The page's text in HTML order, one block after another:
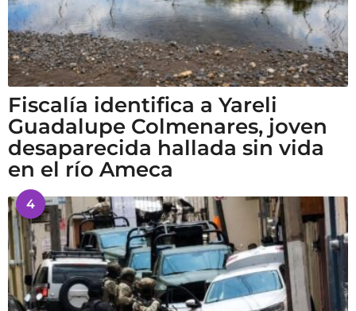
Fiscalía identifica a Yareli
Guadalupe Colmenares, joven
desaparecida hallada sin vida
en el río Ameca
4